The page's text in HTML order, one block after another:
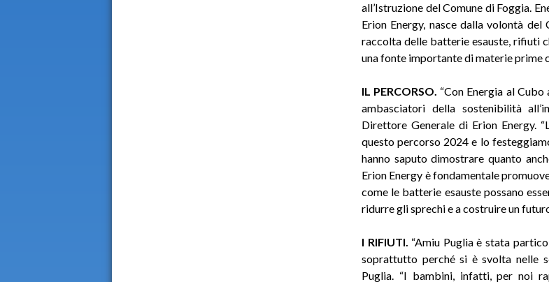
all’Istruzione del Comune di Foggia.
Erion Energy, nasce dalla volontà
raccolta delle batterie esauste, rifiuti
una fonte importante di materie prime
IL PERCORSO. “Con Energia al
ambasciatori della sostenibilità
Direttore Generale di Erion Energy.
questo percorso 2024 e lo
hanno saputo dimostrare quanto
Erion Energy è fondamentale
come le batterie esauste possano
ridurre gli sprechi e a costruire un
I RIFIUTI. “Amiu Puglia è stata
soprattutto perché si è svolta nelle
Puglia. “I bambini, infatti, per noi